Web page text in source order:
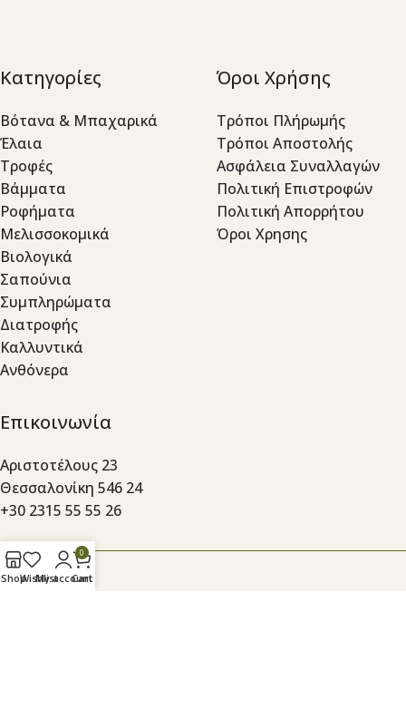
Κατηγορίες
Βότανα & Μπαχαρικά
Έλαια
Τροφές
Βάμματα
Ροφήματα
Μελισσοκομικά
Βιολογικά
Σαπούνια
Συμπληρώματα
Διατροφής
Καλλυντικά
Ανθόνερα
Όροι Χρήσης
Τρόποι Πλήρωμής
Τρόποι Αποστολής
Ασφάλεια Συναλλαγών
Πολιτική Επιστροφών
Πολιτική Απορρήτου
Όροι Χρησης
Επικοινωνία
Αριστοτέλους 23
Θεσσαλονίκη 546 24
+30 2315 55 55 26
Ασκητού 23
ShopWishlist
My account
0
Cart